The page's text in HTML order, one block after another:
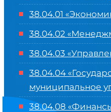
38.04.01
38.04.02
38.04.03
38.04.04
муниципальное
38.04.08